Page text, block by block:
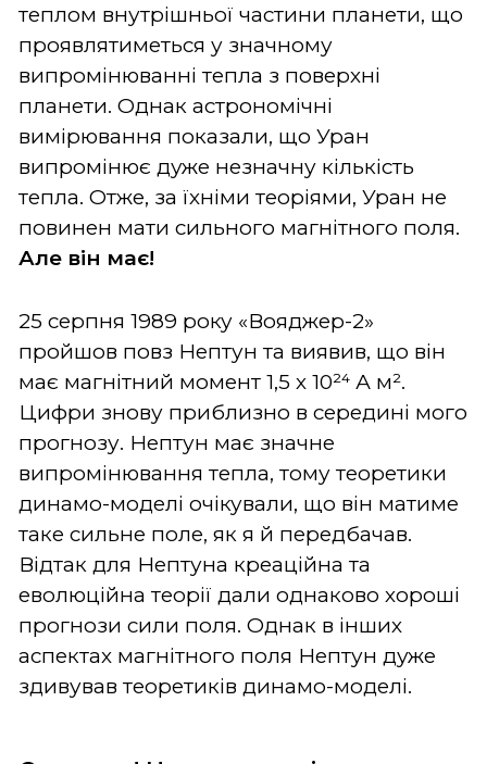
теплом внутрішньої частини планети, що
проявлятиметься у значному
випромінюванні тепла з поверхні
планети. Однак астрономічні
вимірювання показали, що Уран
випромінює дуже незначну кількість
тепла. Отже, за їхніми теоріями, Уран не
повинен мати сильного магнітного поля.
Але він має!
25 серпня 1989 року «Вояджер-2»
пройшов повз Нептун та виявив, що він
має магнітний момент 1,5 х 10²⁴ А м².
Цифри знову приблизно в середині мого
прогнозу. Нептун має значне
випромінювання тепла, тому теоретики
динамо-моделі очікували, що він матиме
таке сильне поле, як я й передбачав.
Відтак для Нептуна креаційна та
еволюційна теорії дали однаково хороші
прогнози сили поля. Однак в інших
аспектах магнітного поля Нептун дуже
здивував теоретиків динамо-моделі.